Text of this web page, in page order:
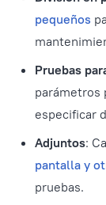
pequeños
Pruebas
parámetros
especificar
Adjuntos:
pantalla y
pruebas.